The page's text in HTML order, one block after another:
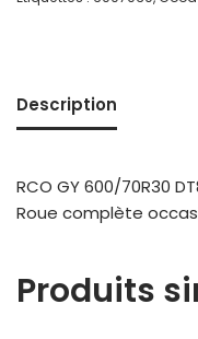
Description
RCO GY 600/70R30
Roue complète
Produits